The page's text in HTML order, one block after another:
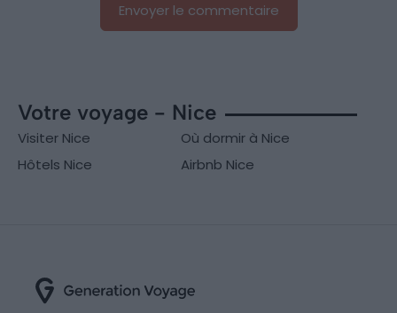
Votre voyage - Nice
Visiter Nice
Où dormir à Nice
Hôtels Nice
Airbnb Nice